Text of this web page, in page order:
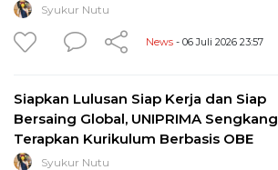
Syukur Nutu
News - 06 Juli 2026 23:57
Siapkan Lulusan Siap Kerja dan Siap
Bersaing Global, UNIPRIMA Sengkang
Terapkan Kurikulum Berbasis OBE
Syukur Nutu